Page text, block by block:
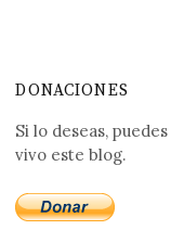
DONACIONES
Si lo deseas,
vivo este blog.